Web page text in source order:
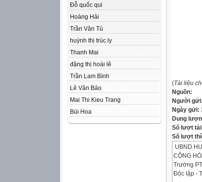
Đỗ quốc qui
Hoàng Hải
Trần Văn Tú
huỳnh thị trúc ly
Thanh Mai
đặng thị hoài lê
Trần Lam Bình
Lê Văn Bảo
Mai Thi Kieu Trang
Bùi Hoa
(Tài liệu
Nguồn:
Người gửi:
Ngày gửi:
Dung
Số lượt
Số lượt
UBND
CỘNG
Trường
Độc lập -